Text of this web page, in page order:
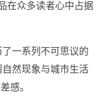
在众多读者心中占据
一系列不可思议的
然现象与城市生活
感。